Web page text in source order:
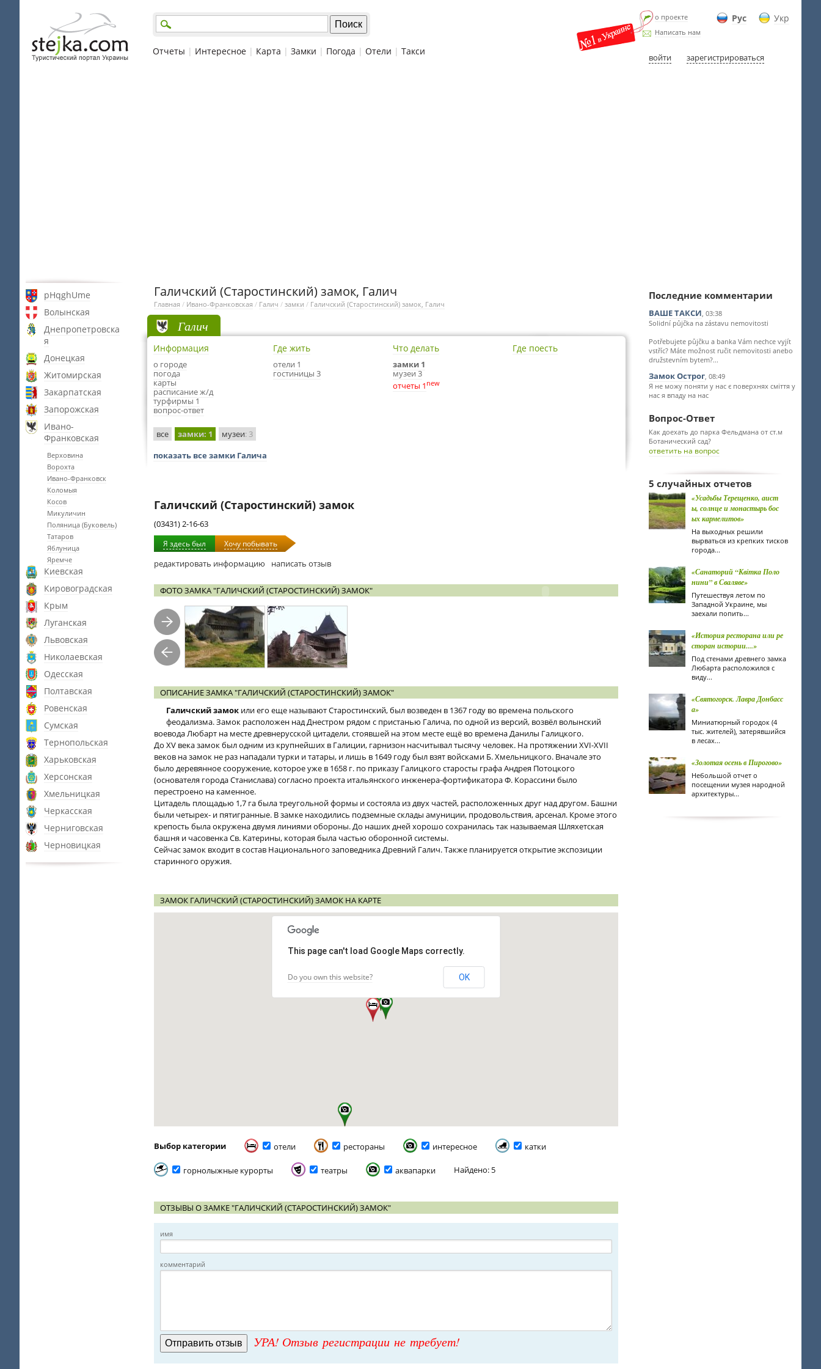
Рус Укр
о проекте
Написать нам
войти зарегистрироваться
Отчеты | Интересное | Карта | Замки | Погода | Отели | Такси
pHqghUme
Волынская
Днепропетровска
я
Донецкая
Житомирская
Закарпатская
Запорожская
Ивано-
Франковская
Верховина
Ворохта
Ивано-Франковск
Коломыя
Косов
Микуличин
Поляница (Буковель)
Татаров
Яблуница
Яремче
Киевская
Кировоградская
Крым
Луганская
Львовская
Николаевская
Одесская
Полтавская
Ровенская
Сумская
Тернопольская
Харьковская
Херсонская
Хмельницкая
Черкасская
Черниговская
Черновицкая
Галичский (Старостинский) замок, Галич
Главная / Ивано-Франковская / Галич / замки / Галичский (Старостинский) замок, Галич
Галич
Информация
о городе
погода
карты
расписание ж/д
турфирмы 1
вопрос-ответ
Где жить
отели 1
гостиницы 3
Что делать
замки 1
музеи 3
отчеты 1 new
Где поесть
все замки: 1 музеи: 3
показать все замки Галича
Галичский (Старостинский) замок
(03431) 2-16-63
Я здесь был Хочу побывать
редактировать информацию написать отзыв
ФОТО ЗАМКА "ГАЛИЧСКИЙ (СТАРОСТИНСКИЙ) ЗАМОК"
ОПИСАНИЕ ЗАМКА "ГАЛИЧСКИЙ (СТАРОСТИНСКИЙ) ЗАМОК"
Галичский замок или его еще называют Старостинский, был возведен в 1367 году во времена польского
феодализма. Замок расположен над Днестром рядом с пристанью Галича, по одной из версий, возвёл волынский
воевода Любарт на месте древнерусской цитадели, стоявшей на этом месте ещё во времена Данилы Галицкого.
До ХV века замок был одним из крупнейших в Галиции, гарнизон насчитывал тысячу человек. На протяжении XVІ-XVІІ
веков на замок не раз нападали турки и татары, и лишь в 1649 году был взят войсками Б. Хмельницкого. Вначале это
было деревянное сооружение, которое уже в 1658 г. по приказу Галицкого старосты графа Андрея Потоцкого
(основателя города Станислава) согласно проекта итальянского инженера-фортификатора Ф. Корассини было
перестроено на каменное.
Цитадель площадью 1,7 га была треугольной формы и состояла из двух частей, расположенных друг над другом. Башни
были четырех- и пятигранные. В замке находились подземные склады амуниции, продовольствия, арсенал. Кроме этого
крепость была окружена двумя линиями обороны. До наших дней хорошо сохранилась так называемая Шляхетская
башня и часовенка Св. Катерины, которая была частью оборонной системы.
Сейчас замок входит в состав Национального заповедника Древний Галич. Также планируется открытие экспозиции
старинного оружия.
ЗАМОК ГАЛИЧСКИЙ (СТАРОСТИНСКИЙ) ЗАМОК НА КАРТЕ
This page can't load Google Maps correctly.
Do you own this website? OK
Выбор категории отели рестораны интересное катки
горнолыжные курорты театры аквапарки Найдено: 5
ОТЗЫВЫ О ЗАМКЕ "ГАЛИЧСКИЙ (СТАРОСТИНСКИЙ) ЗАМОК"
имя
комментарий
УРА! Отзыв регистрации не требует!
Последние комментарии
ВАШЕ ТАКСИ, 03:38
Solidní půjčka na zástavu nemovitosti
Potřebujete půjčku a banka Vám nechce vyjít
vstříc? Máte možnost ručit nemovitosti anebo
družstevním bytem?...
Замок Острог, 08:49
Я не можу поняти у нас є поверхнях сміття у
нас я впаду на нас
Вопрос-Ответ
Как доехать до парка Фельдмана от ст.м
Ботанический сад?
ответить на вопрос
5 случайных отчетов
«Усадьбы Терещенко, аист
ы, солнце и монастырь бос
ых кармелитов»
На выходных решили
вырваться из крепких тисков
города...
«Санаторий “Квiтка Поло
нини” в Сваляве»
Путешествуя летом по
Западной Украине, мы
заехали попить...
«История ресторана или ре
сторан истории....»
Под стенами древнего замка
Любарта расположился с
виду...
«Святогорск. Лавра Донбасс
а»
Миниатюрный городок (4
тыс. жителей), затерявшийся
в лесах...
«Золотая осень в Пирогово»
Небольшой отчет о
посещении музея народной
архитектуры...